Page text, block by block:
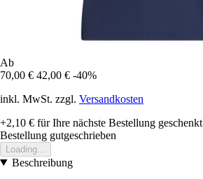
Ab
70,00 € 42,00 € -40%
inkl. MwSt. zzgl. Versandkosten
+2,10 € für Ihre nächste Bestellung geschenkt
Bestellung gutgeschrieben
Loading...
Beschreibung